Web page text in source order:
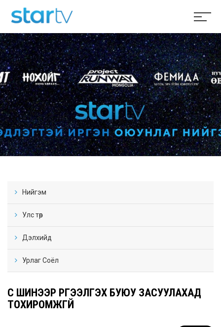
Нийгэм
Улс төр
Дэлхийд
Урлаг Соёл
ҮС ШИНЭЭР ҮРГЭЭЛГЭХ БУЮУ ЗАСУУЛАХАД
ТОХИРОМЖГҮЙ